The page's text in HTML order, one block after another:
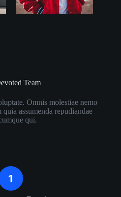
Team
Omnis molestiae nemo
assumenda repudiandae
qui.